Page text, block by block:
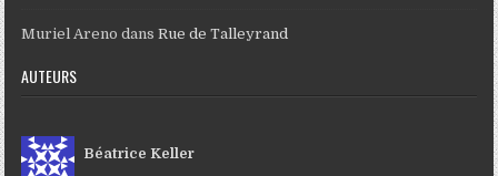
Muriel Areno dansRue de Talleyrand
AUTEURS
Béatrice Keller